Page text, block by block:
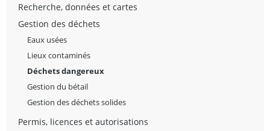
Recherche, données et cartes
Gestion des déchets
Eaux usées
Lieux contaminés
Déchets dangereux
Gestion du bétail
Gestion des déchets solides
Permis, licences et autorisations